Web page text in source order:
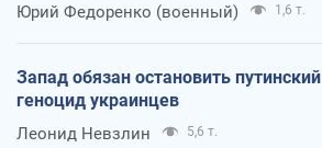
Юрий Федоренко (военный) 1,6 т.
Запад обязан остановить путинский
геноцид украинцев
Леонид Невзлин 5,6 т.